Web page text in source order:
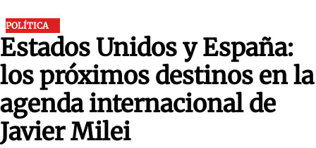
POLÍTICA
Estados Unidos y España:
los próximos destinos en la
agenda internacional de
Javier Milei